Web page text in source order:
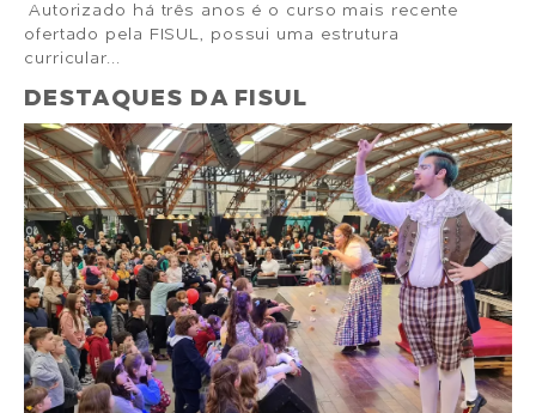
Autorizado há três anos é o curso mais recente
ofertado pela FISUL, possui uma estrutura
curricular...
DESTAQUES DA FISUL